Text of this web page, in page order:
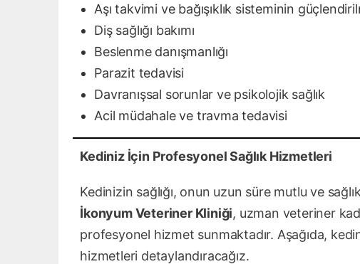
Aşı takvimi ve bağışıklık sisteminin
Diş sağlığı bakımı
Beslenme danışmanlığı
Parazit tedavisi
Davranışsal sorunlar ve psikolojik sağlık
Acil müdahale ve travma tedavisi
Kediniz İçin Profesyonel Sağlık Hizmetleri
Kedinizin sağlığı, onun uzun süre mutlu ve
İkonyum Veteriner Kliniği, uzman veteriner
profesyonel hizmet sunmaktadır. Aşağıda,
hizmetleri detaylandıracağız.